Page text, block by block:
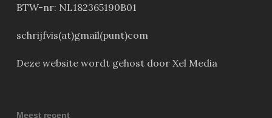
BTW-nr: NL182365190B01
schrijfvis(at)gmail(punt)com
Deze website wordt gehost door Xel Media
Meest recent